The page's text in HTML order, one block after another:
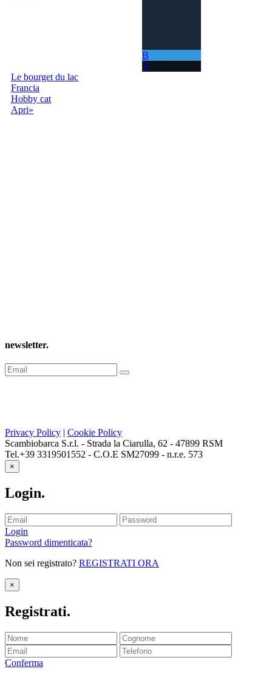
B
V
Le bourget du lac
Francia
Hobby cat
Apri»
newsletter.
Privacy Policy | Cookie Policy
Scambiobarca S.r.l. - Strada la Ciarulla, 62 - 47899 RSM
Tel.+39 3319501552 - C.O.E SM27099 - n.r.e. 573
×
Login.
Login
Password dimenticata?
Non sei registrato? REGISTRATI ORA
×
Registrati.
Conferma